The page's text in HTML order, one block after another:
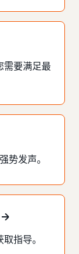
需要满足最
势发声。
指导。